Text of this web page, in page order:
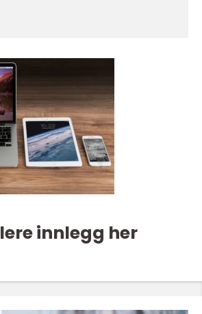
innlegg her